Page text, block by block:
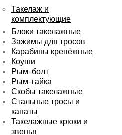
Такелаж и
комплектующие
Блоки такелажные
Зажимы для тросов
Карабины крепёжные
Коуши
Рым-болт
Рым-гайка
Скобы такелажные
Стальные тросы и
канаты
Такелажные крюки и
звенья